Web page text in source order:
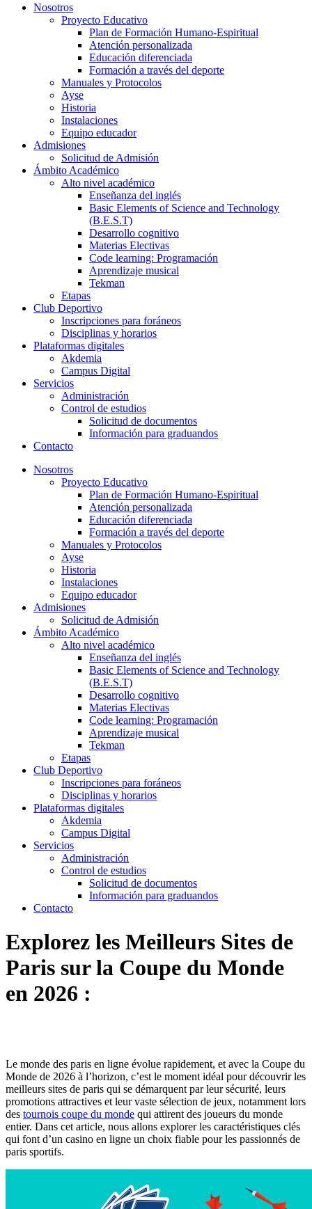
Nosotros
Proyecto Educativo
Plan de Formación Humano-Espiritual
Atención personalizada
Educación diferenciada
Formación a través del deporte
Manuales y Protocolos
Ayse
Historia
Instalaciones
Equipo educador
Admisiones
Solicitud de Admisión
Ámbito Académico
Alto nivel académico
Enseñanza del inglés
Basic Elements of Science and Technology
(B.E.S.T)
Desarrollo cognitivo
Materias Electivas
Code learning: Programación
Aprendizaje musical
Tekman
Etapas
Club Deportivo
Inscripciones para foráneos
Disciplinas y horarios
Plataformas digitales
Akdemia
Campus Digital
Servicios
Administración
Control de estudios
Solicitud de documentos
Información para graduandos
Contacto
Nosotros
Proyecto Educativo
Plan de Formación Humano-Espiritual
Atención personalizada
Educación diferenciada
Formación a través del deporte
Manuales y Protocolos
Ayse
Historia
Instalaciones
Equipo educador
Admisiones
Solicitud de Admisión
Ámbito Académico
Alto nivel académico
Enseñanza del inglés
Basic Elements of Science and Technology
(B.E.S.T)
Desarrollo cognitivo
Materias Electivas
Code learning: Programación
Aprendizaje musical
Tekman
Etapas
Club Deportivo
Inscripciones para foráneos
Disciplinas y horarios
Plataformas digitales
Akdemia
Campus Digital
Servicios
Administración
Control de estudios
Solicitud de documentos
Información para graduandos
Contacto
Explorez les Meilleurs Sites de
Paris sur la Coupe du Monde
en 2026 :
Le monde des paris en ligne évolue rapidement, et avec la Coupe du
Monde de 2026 à l’horizon, c’est le moment idéal pour découvrir les
meilleurs sites de paris qui se démarquent par leur sécurité, leurs
promotions attractives et leur vaste sélection de jeux, notamment lors
des tournois coupe du monde qui attirent des joueurs du monde
entier. Dans cet article, nous allons explorer les caractéristiques clés
qui font d’un casino en ligne un choix fiable pour les passionnés de
paris sportifs.